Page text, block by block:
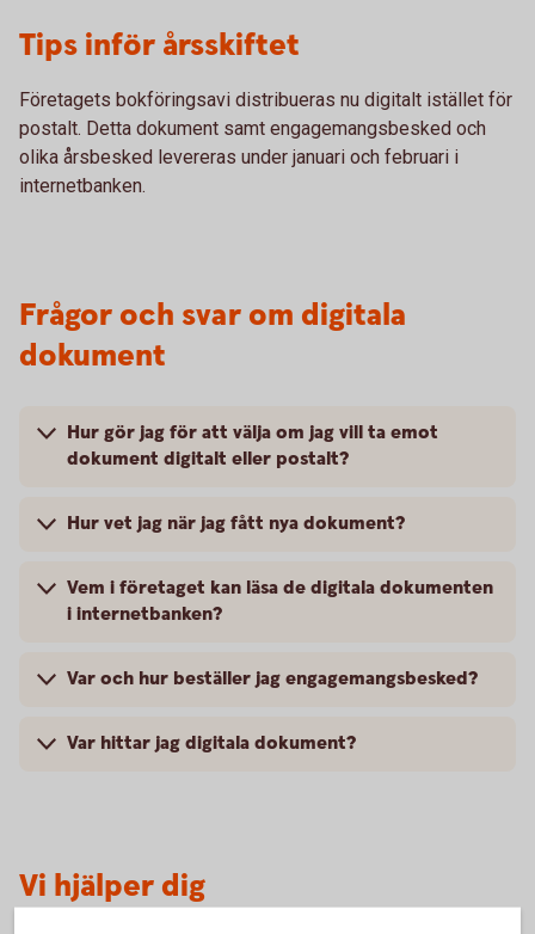
Tips inför årsskiftet
Företagets bokföringsavi distribueras nu digitalt istället för
postalt. Detta dokument samt engagemangsbesked och
olika årsbesked levereras under januari och februari i
internetbanken.
Frågor och svar om digitala
dokument
Hur gör jag för att välja om jag vill ta emot
dokument digitalt eller postalt?
Hur vet jag när jag fått nya dokument?
Vem i företaget kan läsa de digitala dokumenten
i internetbanken?
Var och hur beställer jag engagemangsbesked?
Var hittar jag digitala dokument?
Vi hjälper dig